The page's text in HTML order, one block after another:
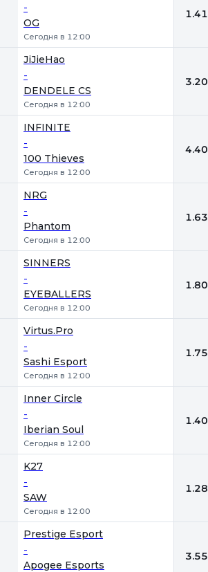
-
OG
Сегодня в 12:00
1.41
JiJieHao
-
DENDELE CS
Сегодня в 12:00
3.20
INFINITE
-
100 Thieves
Сегодня в 12:00
4.40
NRG
-
Phantom
Сегодня в 12:00
1.63
SINNERS
-
EYEBALLERS
Сегодня в 12:00
1.80
Virtus.Pro
-
Sashi Esport
Сегодня в 12:00
1.75
Inner Circle
-
Iberian Soul
Сегодня в 12:00
1.40
K27
-
SAW
Сегодня в 12:00
1.28
Prestige Esport
-
Apogee Esports
3.55